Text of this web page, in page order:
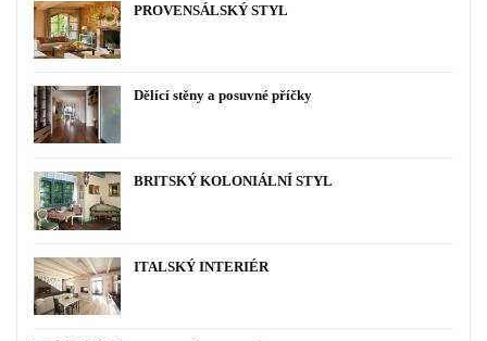
PROVENSÁLSKÝ STYL
Dělící stěny a posuvné příčky
BRITSKÝ KOLONIÁLNÍ STYL
ITALSKÝ INTERIÉR